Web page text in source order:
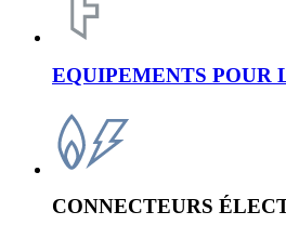
EQUIPEMENTS POUR
CONNECTEURS